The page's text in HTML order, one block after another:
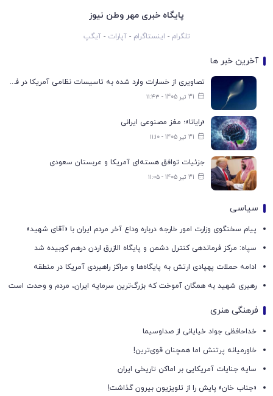
پایگاه خبری مهر وطن نیوز
تلگرام - اینستاگرام -آپارات -آیگپ
آخرین خبر ها
تصاویری از خسارات وارد شده به تاسیسات نظامی آمریکا در فرودگاه اربیل
31 تیر 1405 - ۱۱:۴۳
«رایانا»؛ مغز مصنوعی ایرانی
31 تیر 1405 - ۱۱:۱۰
جزئیات توافق هسته‌ای آمریکا و عربستان سعودی
31 تیر 1405 - ۱۱:۰۵
سیاسی
پیام سخنگوی وزارت امور خارجه درباره وداع آخر مردم ایران با «آقای شهید»
سپاه: مرکز فرماندهی کنترل دشمن و پایگاه الازرق اردن درهم کوبیده شد
ادامه حملات پهپادی ارتش به پایگاه‌ها و مراکز راهبردی آمریکا در منطقه
رهبری شهید به همگان آموخت که بزرگ‌ترین سرمایه ایران، مردم و وحدت است
فرهنگی هنری
خداحافظی جواد خیایانی از صداوسیما
خاورمیانه پرتنش اما همچنان قوی‌ترین!
سایه جنایات آمریکایی بر اماکن تاریخی ایران
«جناب خان» پایش را از تلویزیون بیرون گذاشت!